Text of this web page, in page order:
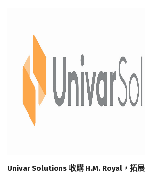
Univar Solutions 收購 H.M. Royal，拓